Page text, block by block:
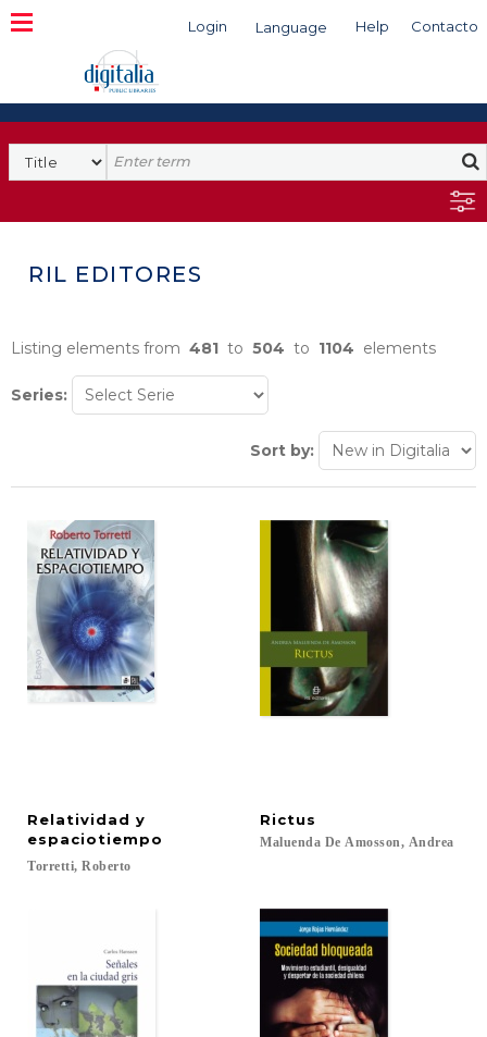
Login Language Help Contacto
Search
RIL EDITORES
Listing elements from 481 to 504 to 1104 elements
Series:
Sort by:
Relatividad y
espaciotiempo
Torretti, Roberto
Rictus
Maluenda De Amosson, Andrea